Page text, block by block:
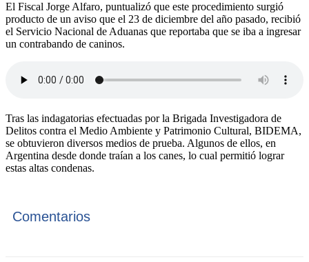
El Fiscal Jorge Alfaro, puntualizó que este procedimiento surgió
producto de un aviso que el 23 de diciembre del año pasado, recibió
el Servicio Nacional de Aduanas que reportaba que se iba a ingresar
un contrabando de caninos.
Tras las indagatorias efectuadas por la Brigada Investigadora de
Delitos contra el Medio Ambiente y Patrimonio Cultural, BIDEMA,
se obtuvieron diversos medios de prueba. Algunos de ellos, en
Argentina desde donde traían a los canes, lo cual permitió lograr
estas altas condenas.
Comentarios